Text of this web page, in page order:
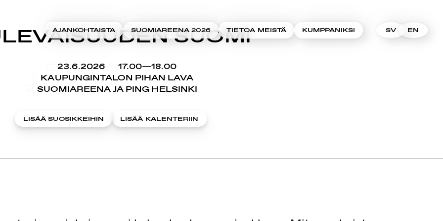
AJANKOHTAISTA
SUOMIAREENA 2026 TIETOA MEISTÄ KUMPPANIKSI SV EN
SUOMI
23.6.2026
KLO
17.00—18.00
KAUPUNGINTALON PIHAN LAVA
SUOMIAREENA JA PING HELSINKI
LISÄÄ SUOSIKKEIHIN LISÄÄ KALENTERIIN